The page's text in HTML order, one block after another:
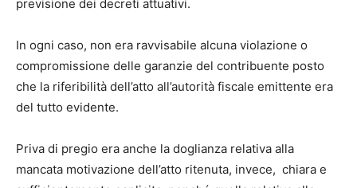
previsione dei decreti attuativi.
In ogni caso, non era ravvisabile alcuna violazione o
compromissione delle garanzie del contribuente posto
che la riferibilità dell’atto all’autorità fiscale emittente era
del tutto evidente.
Priva di pregio era anche la doglianza relativa alla
mancata motivazione dell’atto ritenuta, invece, chiara e